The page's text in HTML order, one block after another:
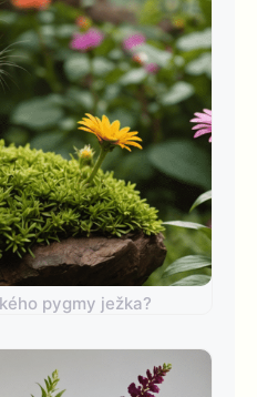
pygmy ježka?